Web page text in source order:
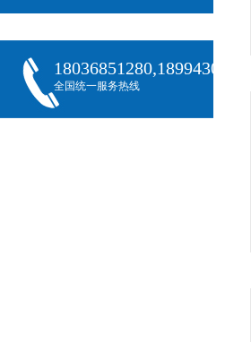
全国统一服务热线